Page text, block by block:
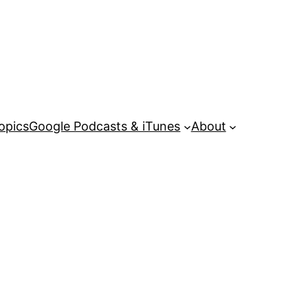
Google Podcasts & iTunes About